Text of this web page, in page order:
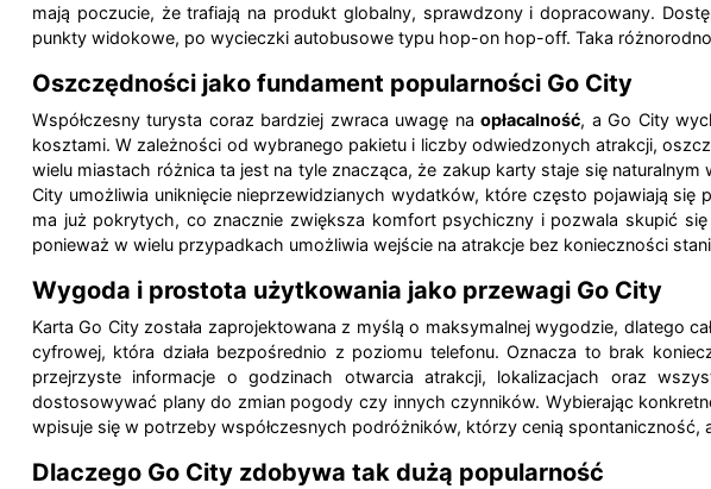
mają poczucie, że trafiają na produkt globalny, sprawdzony i dopracowany.
punkty widokowe, po wycieczki autobusowe typu hop-on hop-off. Taka
Oszczędności jako fundament popularności Go City
Współczesny turysta coraz bardziej zwraca uwagę naopłacalność, a Go City
kosztami. W zależności od wybranego pakietu i liczby odwiedzonych atrakcji,
wielu miastach różnica ta jest na tyle znacząca, że zakup karty staje się
City umożliwia uniknięcie nieprzewidzianych wydatków, które często pojawiają
ma już pokrytych, co znacznie zwiększa komfort psychiczny i pozwala skupić
ponieważ w wielu przypadkach umożliwia wejście na atrakcje bez konieczności
Wygoda i prostota użytkowania jako przewagi Go City
Karta Go City została zaprojektowana z myślą o maksymalnej wygodzie, dlatego
cyfrowej, która działa bezpośrednio z poziomu telefonu. Oznacza to brak
przejrzyste informacje o godzinach otwarcia atrakcji, lokalizacjach oraz
dostosowywać plany do zmian pogody czy innych czynników. Wybierając
wpisuje się w potrzeby współczesnych podróżników, którzy cenią spontaniczność,
Dlaczego Go City zdobywa tak dużą popularność